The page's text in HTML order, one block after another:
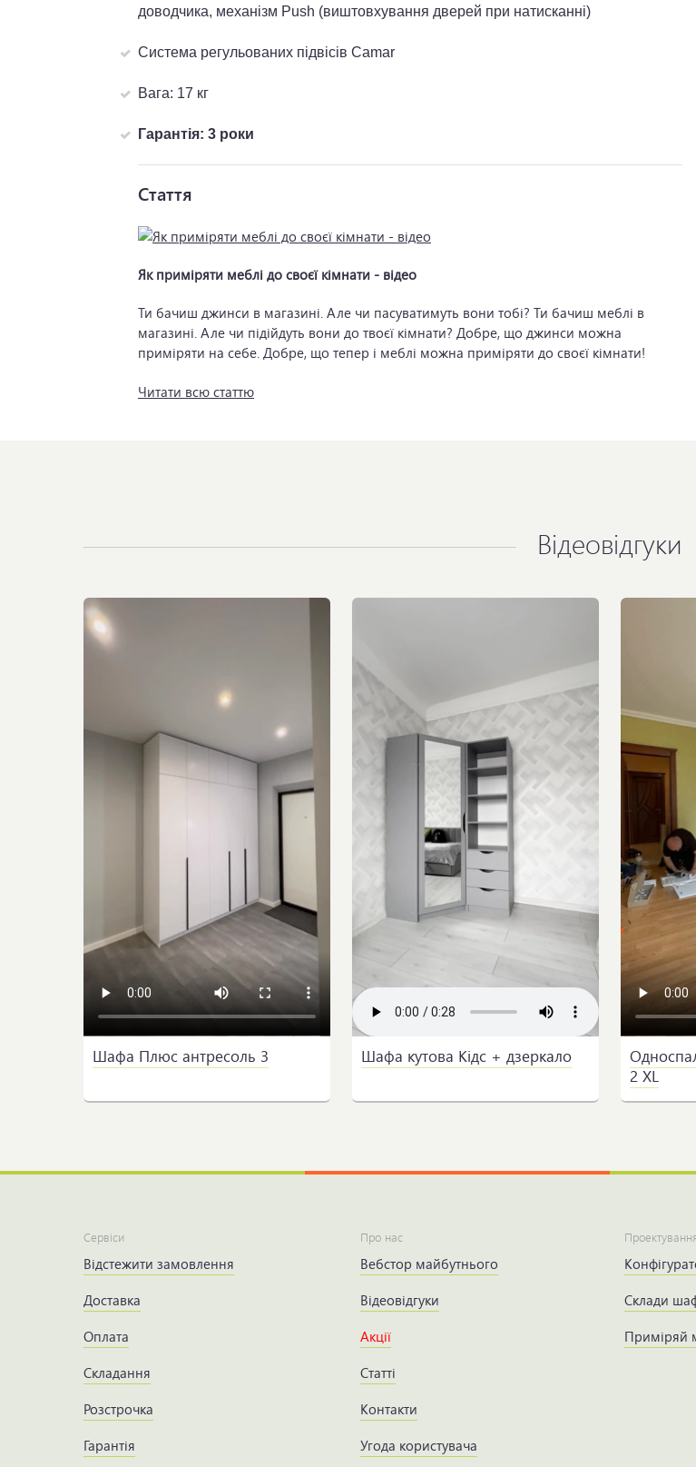
доводчика, механізм Push (виштовхування дверей при натисканні)
Система регульованих підвісів Camar
Вага: 17 кг
Гарантія: 3 роки
Стаття
Як приміряти меблі до своєї кімнати - відео
Читати всю статтю
Відеовідгуки
Шафа Плюс антресоль 3 Шафа кутова Кідс + дзеркало
2 XL
Сервіси
Відстежити замовлення
Доставка
Оплата
Складання
Розстрочка
Гарантія
Про нас
Вебстор майбутнього
Відеовідгуки
Акції
Статті
Контакти
Угода користувача
Склади
Приміряй